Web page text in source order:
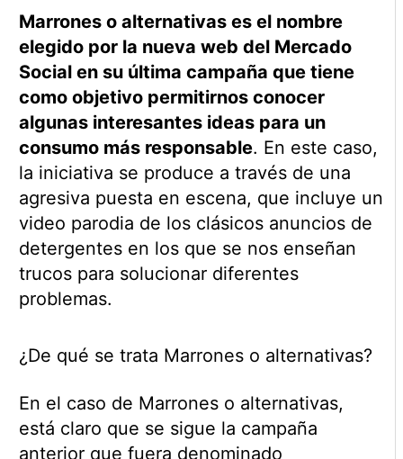
Marrones o alternativas es el nombre
elegido por la nueva web del Mercado
Social en su última campaña que tiene
como objetivo permitirnos conocer
algunas interesantes ideas para un
consumo más responsable. En este caso,
la iniciativa se produce a través de una
agresiva puesta en escena, que incluye un
video parodia de los clásicos anuncios de
detergentes en los que se nos enseñan
trucos para solucionar diferentes
problemas.
¿De qué se trata Marrones o alternativas?
En el caso de Marrones o alternativas,
está claro que se sigue la campaña
anterior que fuera denominado